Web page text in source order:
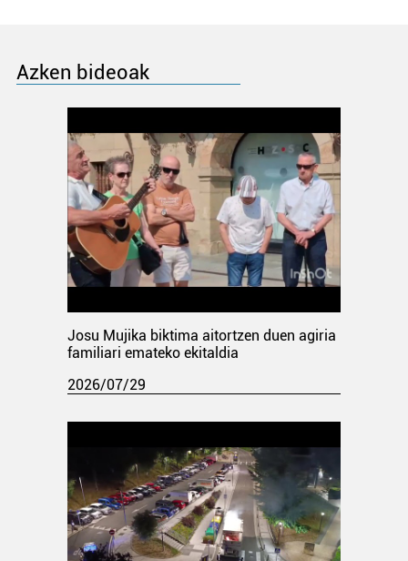
Azken bideoak
Josu Mujika biktima aitortzen duen agiria
familiari emateko ekitaldia
2026/07/29